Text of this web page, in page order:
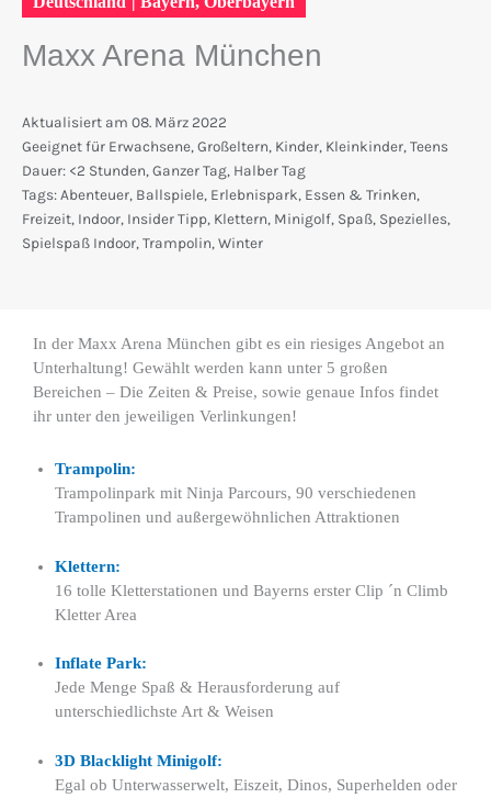
Maxx Arena München
Aktualisiert am 08. März 2022
Geeignet für Erwachsene, Großeltern, Kinder, Kleinkinder, Teens
Dauer: <2 Stunden, Ganzer Tag, Halber Tag
Tags: Abenteuer, Ballspiele, Erlebnispark, Essen & Trinken,
Freizeit, Indoor, Insider Tipp, Klettern, Minigolf, Spaß, Spezielles,
Spielspaß Indoor, Trampolin, Winter
In der Maxx Arena München gibt es ein riesiges Angebot an
Unterhaltung! Gewählt werden kann unter 5 großen
Bereichen – Die Zeiten & Preise, sowie genaue Infos findet
ihr unter den jeweiligen Verlinkungen!
Trampolin:
Trampolinpark mit Ninja Parcours, 90 verschiedenen
Trampolinen und außergewöhnlichen Attraktionen
Klettern:
16 tolle Kletterstationen und Bayerns erster Clip ´n Climb
Kletter Area
Inflate Park:
Jede Menge Spaß & Herausforderung auf
unterschiedlichste Art & Weisen
3D Blacklight Minigolf:
Egal ob Unterwasserwelt, Eiszeit, Dinos, Superhelden oder